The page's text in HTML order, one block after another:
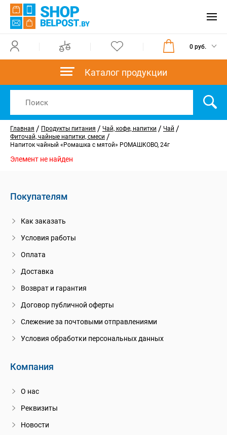
0 руб.
Каталог продукции
Главная / Продукты питания / Чай, кофе, напитки / Чай /
Фиточай, чайные напитки, смеси /
Напиток чайный «Ромашка с мятой» РОМАШКОВО, 24г
Элемент не найден
Покупателям
Как заказать
Условия работы
Оплата
Доставка
Возврат и гарантия
Договор публичной оферты
Слежение за почтовыми отправлениями
Условия обработки персональных данных
Компания
О нас
Реквизиты
Новости